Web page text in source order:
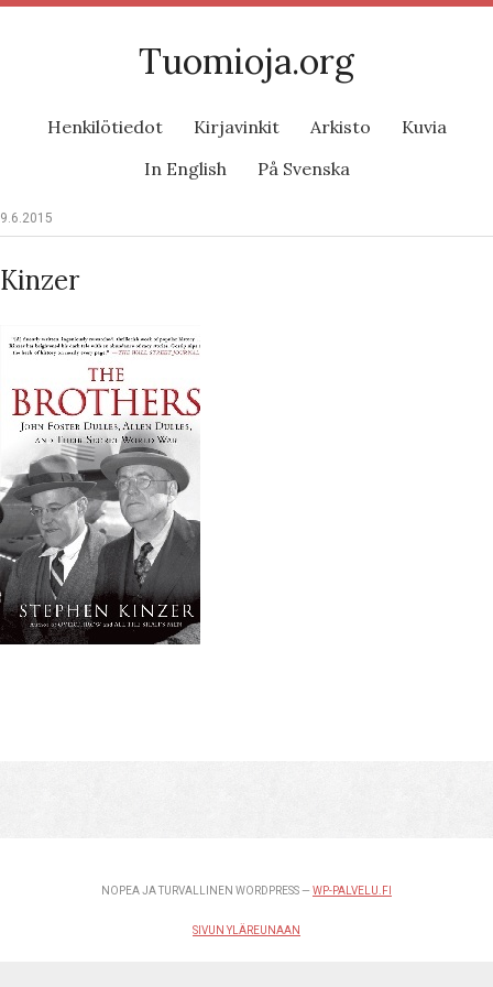
Tuomioja.org
Henkilötiedot Kirjavinkit Arkisto
Kuvia
In English
På Svenska
9.6.2015
Kinzer
NOPEA JA TURVALLINEN WORDPRESS — WP-PALVELU.FI
SIVUN YLÄREUNAAN